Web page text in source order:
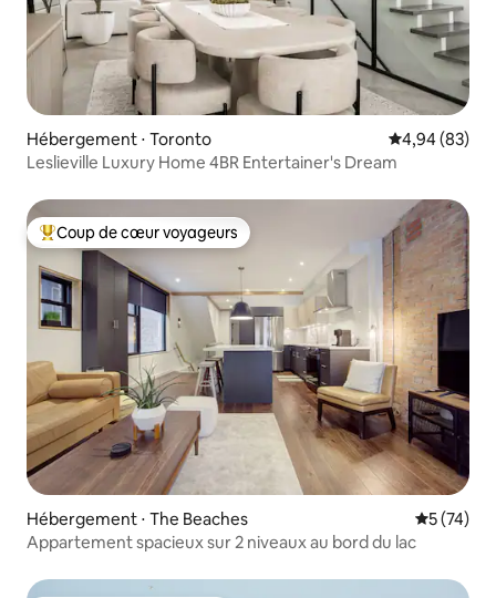
Hébergement ⋅ Toronto Évaluation
4,94 (83)
Leslieville Luxury Home 4BR Entertainer's Dream
Coups de cœur voyageurs les plus appréciés
Coup de cœur voyageurs
Hébergement ⋅ The Beaches
5 (74)
Appartement spacieux sur 2 niveaux au bord du lac